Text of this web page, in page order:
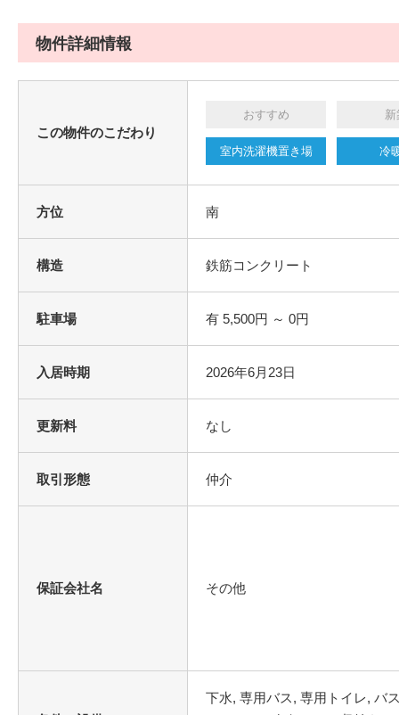
物件詳細情報
この物件のこだわり
おすすめ 新
室内洗濯機置き場 冷
方位 南
構造 鉄筋コンクリート
駐車場 有 5,500円 ～ 0円
入居時期 2026年6月23日
更新料 なし
取引形態 仲介
保証会社名 その他